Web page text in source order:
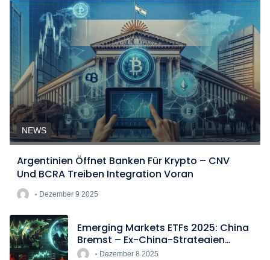
NEWS
Argentinien Öffnet Banken Für Krypto – CNV
Und BCRA Treiben Integration Voran
Dezember 9 2025
Emerging Markets ETFs 2025: China
Bremst – Ex-China-Strategien
BoomenDezember 8 2025